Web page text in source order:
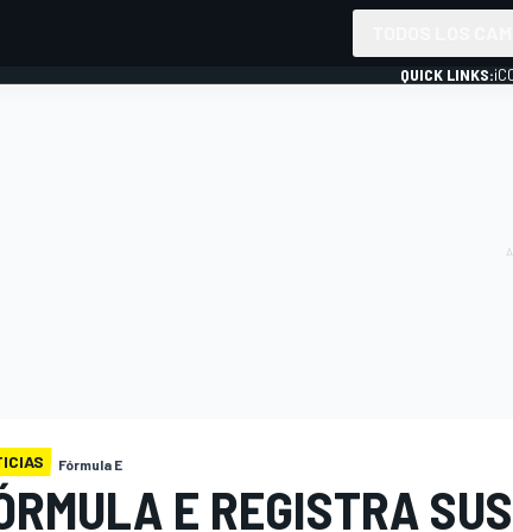
QUICK LINKS:
Fórmula E
E REGISTRA